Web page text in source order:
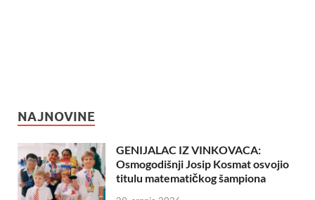
NAJNOVINE
GENIJALAC IZ VINKOVACA:
Osmogodišnji Josip Kosmat osvojio
titulu matematičkog šampiona